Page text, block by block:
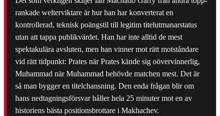
rankade welterviktare är hur han har konverterat en
kontrollerad, teknisk poängstil till legitim titelutmanarstatus
utan att tappa publikvärdet. Han har inte alltid de mest
spektakulära avsluten, men han vinner mot rätt motståndare
vid rätt tidpunkt: Prates när Prates kände sig oövervinnerlig,
Muhammad när Muhammad behövde matchen mest. Det är
så man bygger en titelchansning. Den enda frågan blir om
hans nedtagningsförsvar håller hela 25 minuter mot en av
historiens bästa positionsbrottare i Makhachev.